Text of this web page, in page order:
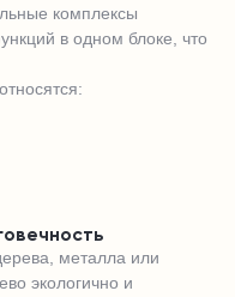
комплексы
в одном блоке, что
металла или
экологично и